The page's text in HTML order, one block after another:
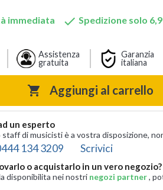
immediata  Spedizione solo
Assistenza
gratuita
Garanzia
italiana
 Aggiungi al carrello
un esperto
di musicisti è a vostra disposizione,
134 3209 Scrivici
o acquistarlo in un vero negozio?
disponibilita nei nostri negozi partner,